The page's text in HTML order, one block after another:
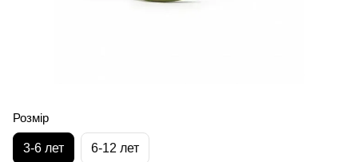
Розмір
3-6 лет 6-12 лет